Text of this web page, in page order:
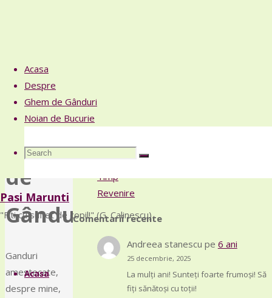
Acasa
Despre
Ghem de Gânduri
Noian de Bucurie
Search
Search
for:
Search
Pasi Marunti
"Fiti cu suflet de copil!" (G. Calinescu)
Skip
to
content
Acasa
Categorie:
Ghem
de
Gânduri
Ganduri
amestecate,
despre mine,
Articole recente
Din nou cu întârziere
Bogăție
6 ani
Timp
Revenire
Comentarii recente
Andreea stanescu pe 6 ani
25 decembrie, 2025
La mulți ani! Sunteți foarte frumoși! Să
fiți sănătoși cu toții!